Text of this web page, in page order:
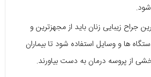
جراح زیبایی زنان باید از مجهزترین و
ها و وسایل استفاده شود تا بیماران
از پروسه درمان به دست بیاورند.